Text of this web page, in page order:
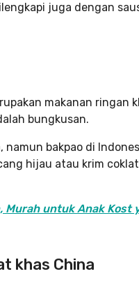
juga dengan
makanan ringan
bungkusan.
bakpao di
hijau atau krim
Murah untuk Anak Kost
khas China